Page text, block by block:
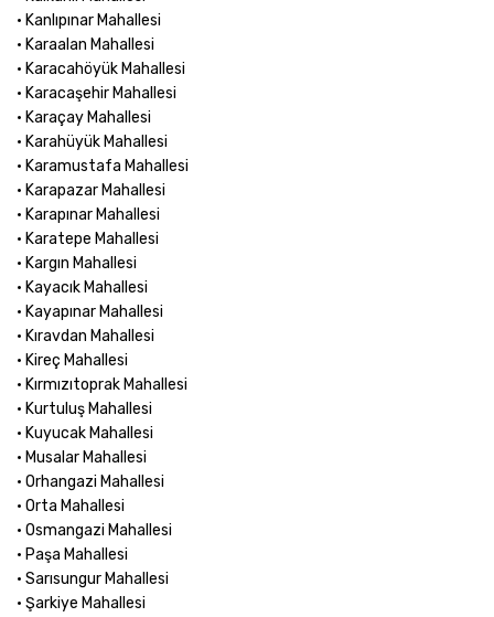
• Kanlıpınar Mahallesi
• Karaalan Mahallesi
• Karacahöyük Mahallesi
• Karacaşehir Mahallesi
• Karaçay Mahallesi
• Karahüyük Mahallesi
• Karamustafa Mahallesi
• Karapazar Mahallesi
• Karapınar Mahallesi
• Karatepe Mahallesi
• Kargın Mahallesi
• Kayacık Mahallesi
• Kayapınar Mahallesi
• Kıravdan Mahallesi
• Kireç Mahallesi
• Kırmızıtoprak Mahallesi
• Kurtuluş Mahallesi
• Kuyucak Mahallesi
• Musalar Mahallesi
• Orhangazi Mahallesi
• Orta Mahallesi
• Osmangazi Mahallesi
• Paşa Mahallesi
• Sarısungur Mahallesi
• Şarkiye Mahallesi